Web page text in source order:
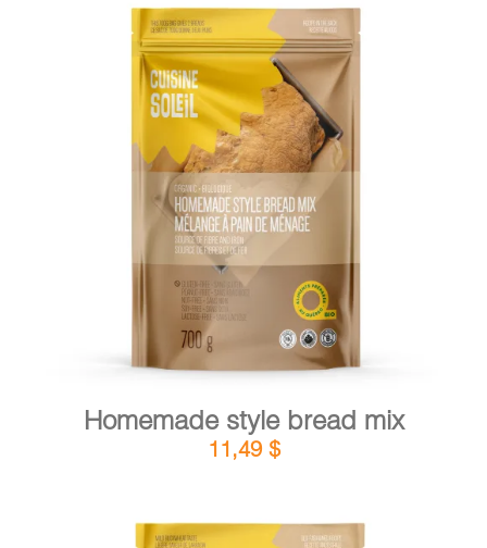
ADD TO CART DETAILS
Homemade style bread mix
11,49 $